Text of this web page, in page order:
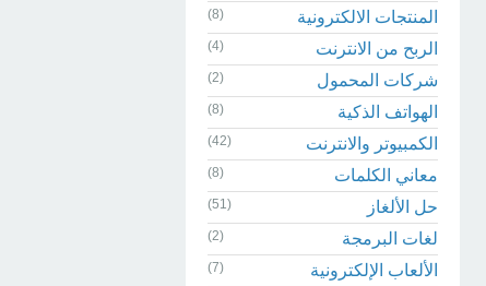
المنتجات الالكترونية (8)
الربح من الانترنت (4)
شركات المحمول (2)
الهواتف الذكية (8)
الكمبيوتر والانترنت (42)
معاني الكلمات (8)
حل الألغاز (51)
لغات البرمجة (2)
الألعاب الإلكترونية (7)